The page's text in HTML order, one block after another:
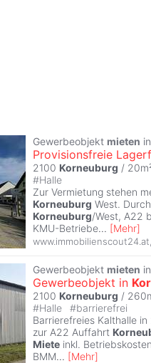
Gewerbeobjekt mieten
Provisionsfreie
2100 Korneuburg /
#Halle
Zur Vermietung stehen
Korneuburg West.
Korneuburg/West, A22
KMU-Betriebe... [Mehr]
www.immobilienscout24.at
Gewerbeobjekt mieten
Gewerbeobjekt in
2100 Korneuburg /
#Halle #barrierefrei
Barrierefreies Kalthalle in
zur A22 Auffahrt
Miete inkl.
BMM... [Mehr]